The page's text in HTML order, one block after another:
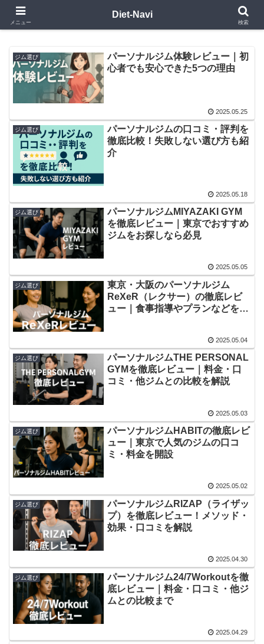
8か月で10kg減！筋トレ＋食事管理で健康的に痩せる方法
ジム選び
パーソナルジム体験レビュー｜初
心者でも安心できた5つの理由
2025.05.25
ジム選び
パーソナルジムの口コミ・評判を
徹底比較！失敗しない選び方も紹
介
2025.05.18
ジム選び
パーソナルジムMIYAZAKI GYM
を徹底レビュー｜東京でおすすめ
ジムをお探しなら必見
2025.05.05
ジム選び
東京・大阪のパーソナルジム
ReXeR（レクサー）の徹底レビ
ュー｜食事指導やプランなどを解
2025.05.04
ジム選び
パーソナルジムTHE PERSONAL
GYMを徹底レビュー｜料金・口
コミ・他ジムとの比較を解説
2025.05.03
ジム選び
パーソナルジムHABITの徹底レビ
ュー｜東京で人気のジムの口コ
ミ・料金を開設
2025.05.02
ジム選び
パーソナルジムRIZAP（ライザッ
プ）を徹底レビュー！メソッド・
効果・口コミを解説
2025.04.30
ジム選び
パーソナルジム24/7Workoutを徹
底レビュー｜料金・口コミ・他ジ
ムとの比較まで
2025.04.29
メニュー
Diet-Navi
検索